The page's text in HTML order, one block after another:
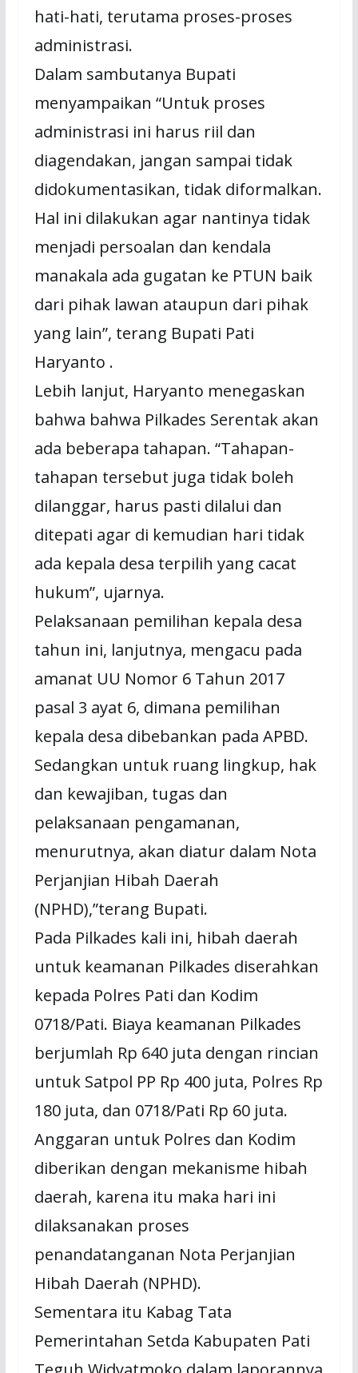
hati-hati, terutama proses-proses
administrasi.
Dalam sambutanya Bupati
menyampaikan “Untuk proses
administrasi ini harus riil dan
diagendakan, jangan sampai tidak
didokumentasikan, tidak diformalkan.
Hal ini dilakukan agar nantinya tidak
menjadi persoalan dan kendala
manakala ada gugatan ke PTUN baik
dari pihak lawan ataupun dari pihak
yang lain”, terang Bupati Pati
Haryanto .
Lebih lanjut, Haryanto menegaskan
bahwa bahwa Pilkades Serentak akan
ada beberapa tahapan. “Tahapan-
tahapan tersebut juga tidak boleh
dilanggar, harus pasti dilalui dan
ditepati agar di kemudian hari tidak
ada kepala desa terpilih yang cacat
hukum”, ujarnya.
Pelaksanaan pemilihan kepala desa
tahun ini, lanjutnya, mengacu pada
amanat UU Nomor 6 Tahun 2017
pasal 3 ayat 6, dimana pemilihan
kepala desa dibebankan pada APBD.
Sedangkan untuk ruang lingkup, hak
dan kewajiban, tugas dan
pelaksanaan pengamanan,
menurutnya, akan diatur dalam Nota
Perjanjian Hibah Daerah
(NPHD),”terang Bupati.
Pada Pilkades kali ini, hibah daerah
untuk keamanan Pilkades diserahkan
kepada Polres Pati dan Kodim
0718/Pati. Biaya keamanan Pilkades
berjumlah Rp 640 juta dengan rincian
untuk Satpol PP Rp 400 juta, Polres Rp
180 juta, dan 0718/Pati Rp 60 juta.
Anggaran untuk Polres dan Kodim
diberikan dengan mekanisme hibah
daerah, karena itu maka hari ini
dilaksanakan proses
penandatanganan Nota Perjanjian
Hibah Daerah (NPHD).
Sementara itu Kabag Tata
Pemerintahan Setda Kabupaten Pati